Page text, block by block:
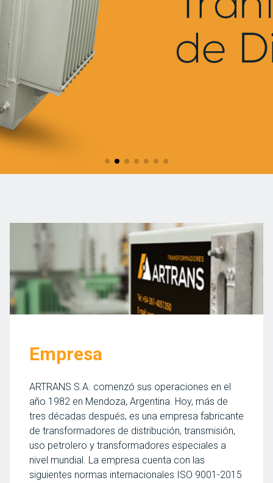
Empresa
ARTRANS S.A. comenzó sus operaciones en el
año 1982 en Mendoza, Argentina. Hoy, más de
tres décadas después, es una empresa fabricante
de transformadores de distribución, transmisión,
uso petrolero y transformadores especiales a
nivel mundial. La empresa cuenta con las
siguientes normas internacionales ISO 9001-2015